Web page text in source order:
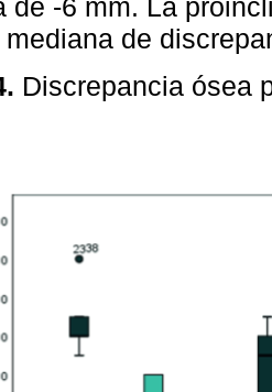
de -6 mm. La
de
Discrepancia ósea